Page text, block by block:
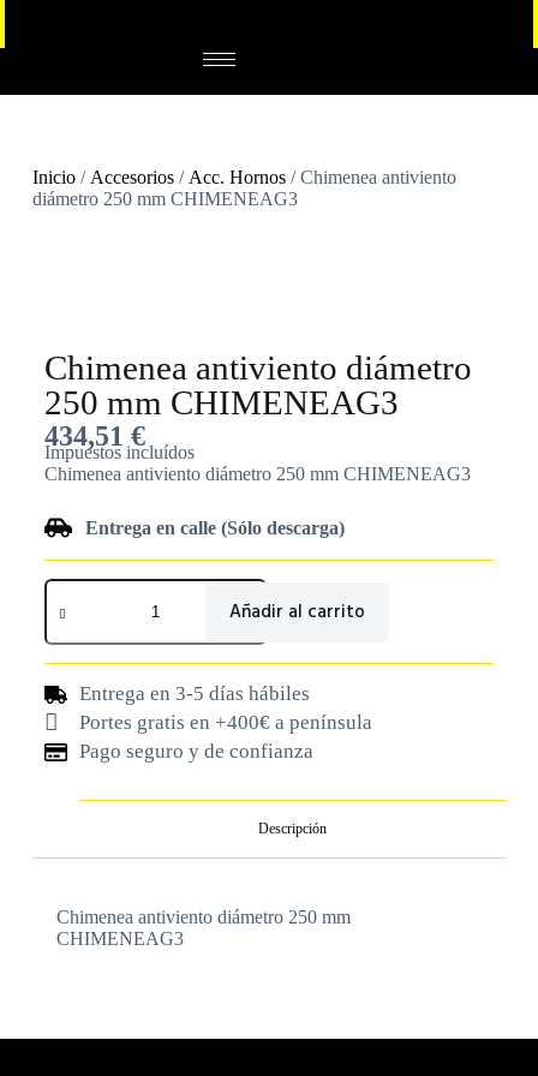
Inicio/ Accesorios/ Acc. Hornos/ Chimenea antiviento
diámetro 250 mm CHIMENEAG3
Chimenea antiviento diámetro
250 mm CHIMENEAG3
434,51 €
Impuestos incluídos
Chimenea antiviento diámetro 250 mm CHIMENEAG3
Entrega en calle (Sólo descarga)
Añadir al carrito
Entrega en 3-5 días hábiles
Portes gratis en +400€ a península
Pago seguro y de confianza
Descripción
Chimenea antiviento diámetro 250 mm
CHIMENEAG3